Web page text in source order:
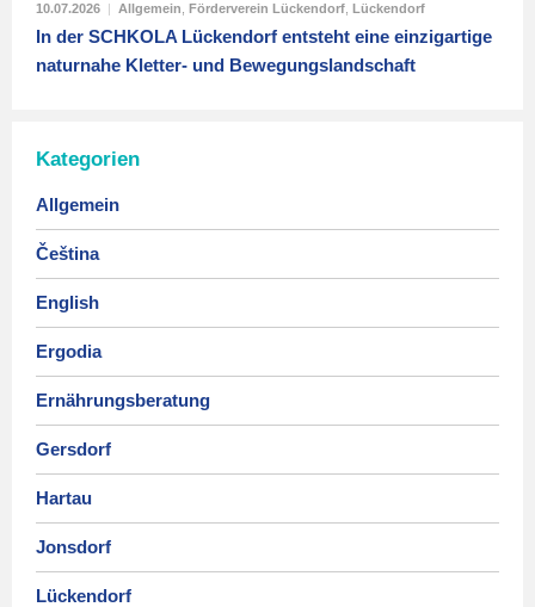
10.07.2026 | Allgemein Förderverein Lückendorf Lückendorf
In der SCHKOLA Lückendorf entsteht eine einzigartige
naturnahe Kletter- und Bewegungslandschaft
Kategorien
Allgemein
Čeština
English
Ergodia
Ernährungsberatung
Gersdorf
Hartau
Jonsdorf
Lückendorf